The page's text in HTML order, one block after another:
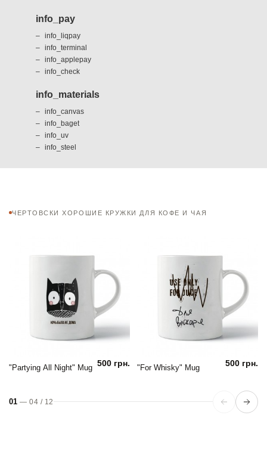
info_pay
info_liqpay
info_terminal
info_applepay
info_check
info_materials
info_canvas
info_baget
info_uv
info_steel
ЧЕРТОВСКИ ХОРОШИЕ КРУЖКИ ДЛЯ КОФЕ И ЧАЯ
"Partying All Night" Mug 500 грн. "For Whisky" Mug 500 грн.
01 —04 / 12